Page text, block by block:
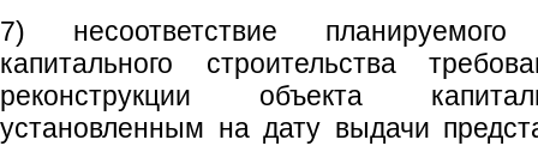
7) несоответствие
капитального строительства
реконструкции объекта
установленным на дату выдачи